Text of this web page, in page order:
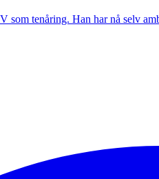
tenåring. Han har nå selv